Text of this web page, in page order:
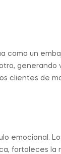
como un
generando
clientes de
emocional.
fortaleces la